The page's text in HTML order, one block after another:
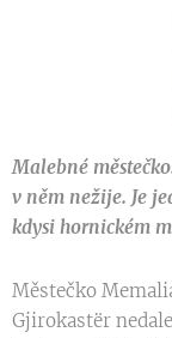
Malebné
v něm nežije. Je
kdysi hornickém
Městečko
Gjirokastër